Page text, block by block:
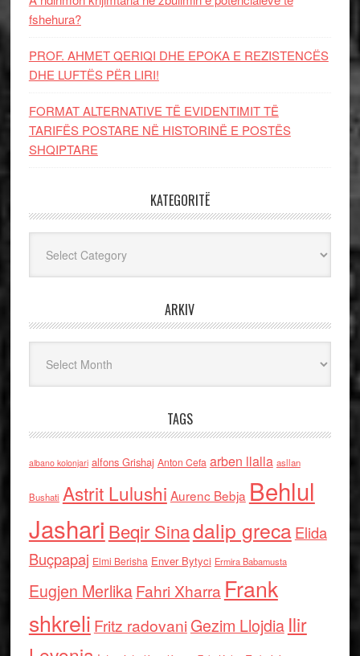
fshehura?
PROF. AHMET QERIQI DHE EPOKA E REZISTENCЁS
DHE LUFTЁS PЁR LIRI!
FORMAT ALTERNATIVE TË EVIDENTIMIT TË
TARIFËS POSTARE NË HISTORINË E POSTËS
SHQIPTARE
KATEGORITË
ARKIV
TAGS
albano kolonjari alfons Grishaj Anton Cefa arben llalla asllan
Bushati Astrit Lulushi Aurenc Bebja Behlul
Jashari Beqir Sinadalip grecaElida
Buçpapaj Elmi Berisha Enver Bytyci Ermira Babamusta
Eugjen MerlikaFahri Xharra Frank
shkreli Fritz radovaniGezim Llojdia Ilir